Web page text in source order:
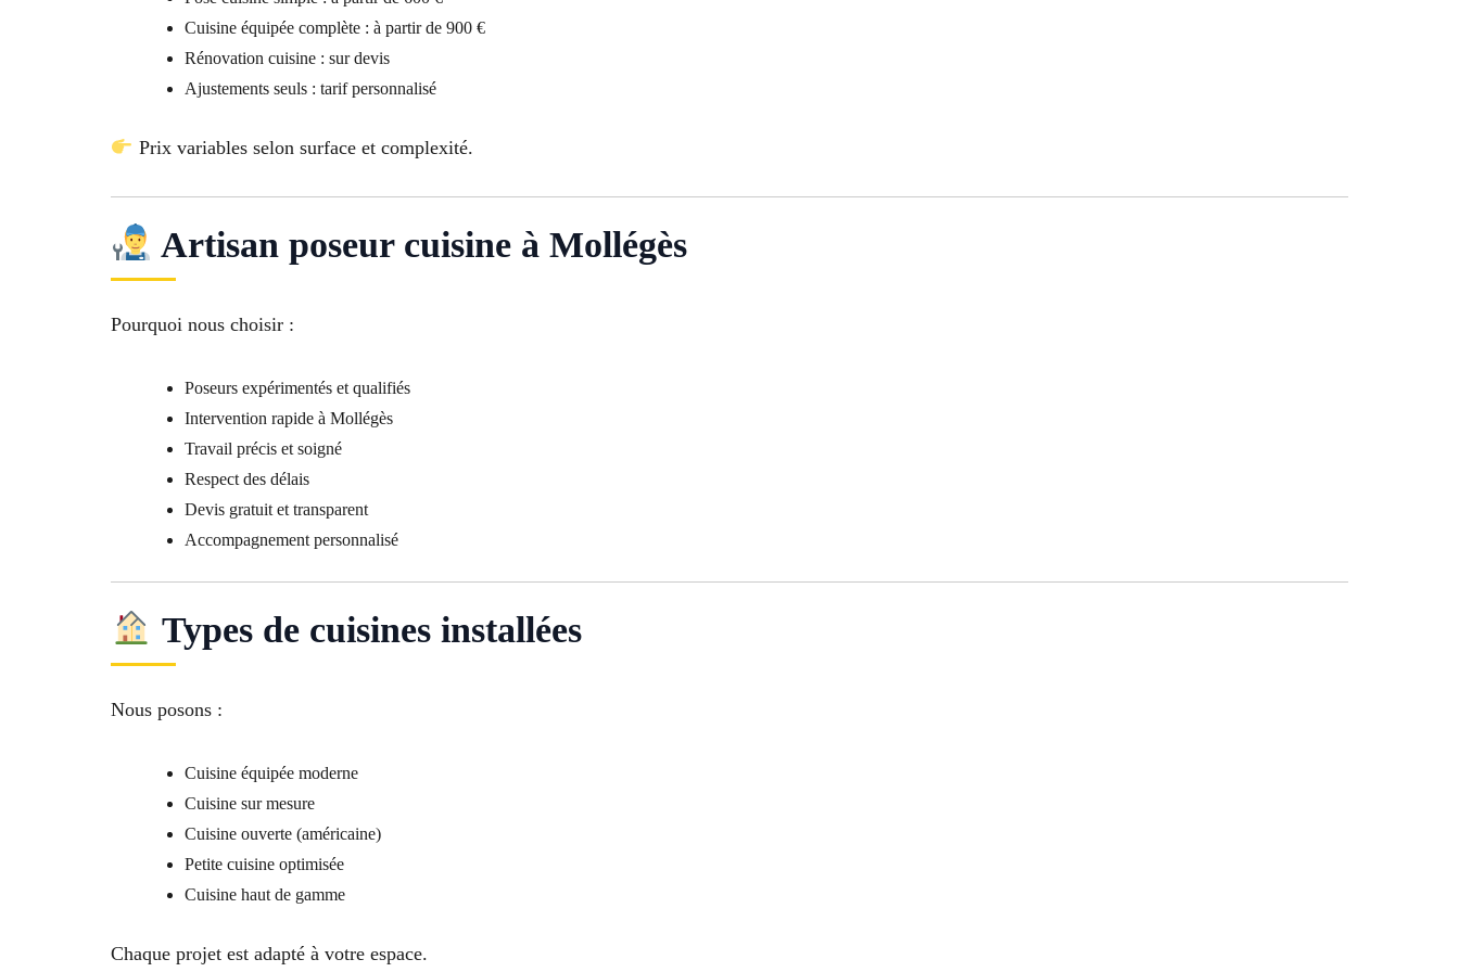
Cuisine équipée complète : à partir de 900 €
Rénovation cuisine : sur devis
Ajustements seuls : tarif personnalisé
Prix variables selon surface et complexité.
Artisan poseur cuisine à Mollégès
Pourquoi nous choisir :
Poseurs expérimentés et qualifiés
Intervention rapide à Mollégès
Travail précis et soigné
Respect des délais
Devis gratuit et transparent
Accompagnement personnalisé
Types de cuisines installées
Nous posons :
Cuisine équipée moderne
Cuisine sur mesure
Cuisine ouverte (américaine)
Petite cuisine optimisée
Cuisine haut de gamme
Chaque projet est adapté à votre espace.